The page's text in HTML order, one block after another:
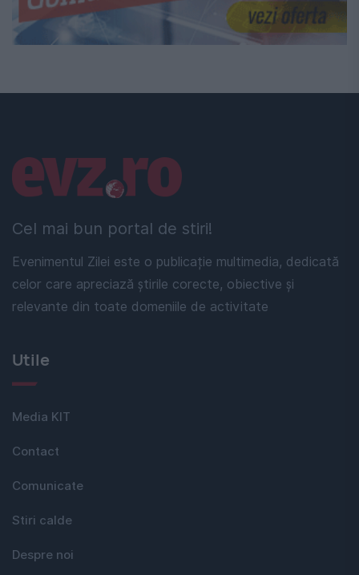
Cel mai bun portal de stiri!
Evenimentul Zilei este o publicație multimedia, dedicată
celor care apreciază știrile corecte, obiective și
relevante din toate domeniile de activitate
Linkuri utile
Utile
Media KIT
Contact
Comunicate
Stiri calde
Despre noi